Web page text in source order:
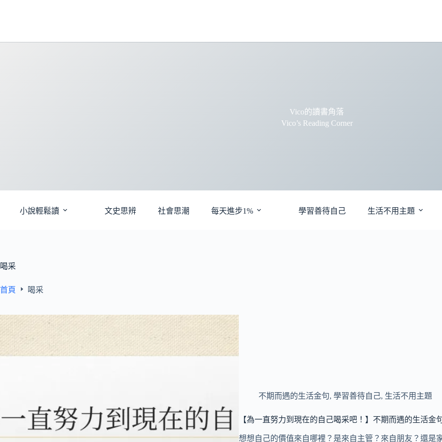
要
Vico的讀書角落
Vico’s Reading Corner
小說輕鬆讀 文史思辨 社會思潮 每天進步1% 學習善待自己 生活不用主題
喝采
首頁 喝采
不期而遇的生活金句, 學習善待自己, 生活不用主題
【為一直努力到現在的自己喝采吧！】不期而遇的生活金
想想自己的價值來自哪裡？是來自主管？來自朋友？還是